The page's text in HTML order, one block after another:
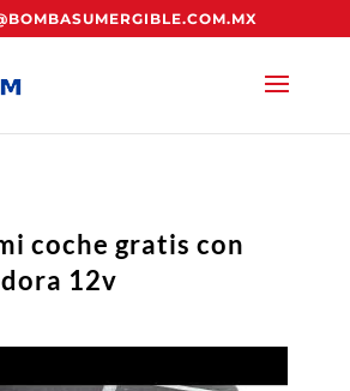
coche gratis con
12v